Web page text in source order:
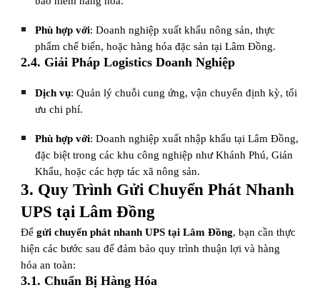
Phù hợp với: Doanh nghiệp xuất khẩu nông sản, thực
phẩm chế biến, hoặc hàng hóa đặc sản tại Lâm Đồng.
2.4. Giải Pháp Logistics Doanh Nghiệp
Dịch vụ: Quản lý chuỗi cung ứng, vận chuyển định kỳ, tối
ưu chi phí.
Phù hợp với: Doanh nghiệp xuất nhập khẩu tại Lâm Đồng,
đặc biệt trong các khu công nghiệp như Khánh Phú, Gián
Khẩu, hoặc các hợp tác xã nông sản.
3. Quy Trình Gửi Chuyển Phát Nhanh
UPS tại Lâm Đồng
Đểgửi chuyển phát nhanh UPS tại Lâm Đồng, bạn cần thực
hiện các bước sau để đảm bảo quy trình thuận lợi và hàng
hóa an toàn:
3.1. Chuẩn Bị Hàng Hóa